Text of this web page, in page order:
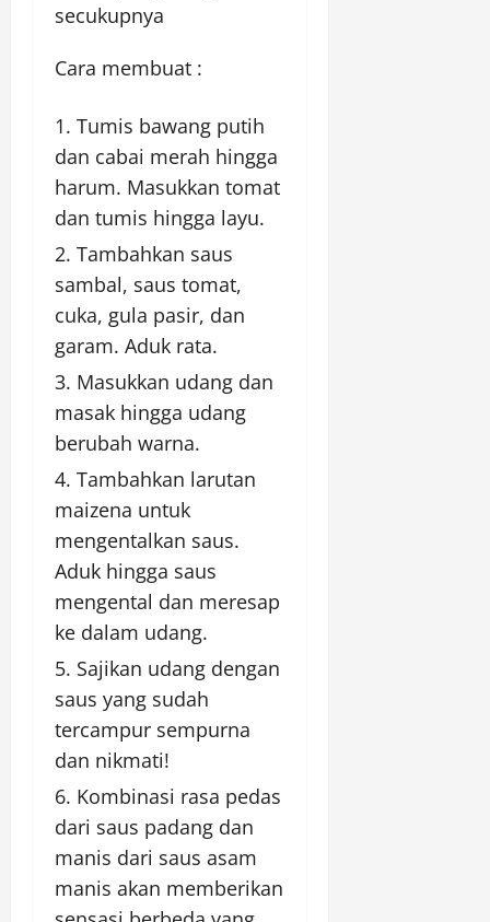
secukupnya
Cara membuat :
Tumis bawang putih
dan cabai merah hingga
harum. Masukkan tomat
dan tumis hingga layu.
Tambahkan saus
sambal, saus tomat,
cuka, gula pasir, dan
garam. Aduk rata.
Masukkan udang dan
masak hingga udang
berubah warna.
Tambahkan larutan
maizena untuk
mengentalkan saus.
Aduk hingga saus
mengental dan meresap
ke dalam udang.
Sajikan udang dengan
saus yang sudah
tercampur sempurna
dan nikmati!
Kombinasi rasa pedas
dari saus padang dan
manis dari saus asam
manis akan memberikan